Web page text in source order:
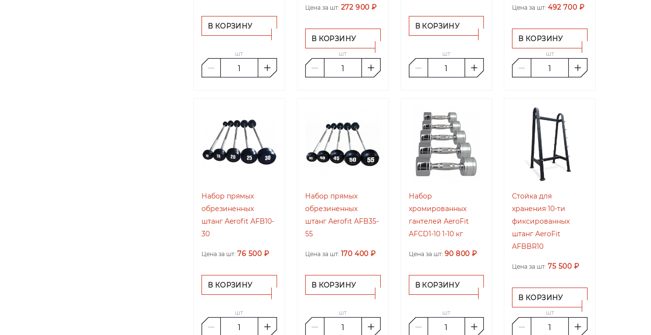
В КОРЗИНУ
шт
Цена за шт: 272 900 ₽
В КОРЗИНУ
шт
В КОРЗИНУ
шт
Цена за шт: 492 700 ₽
В КОРЗИНУ
шт
Набор прямых
обрезиненных
штанг Aerofit AFB10-
30
Цена за шт: 76 500 ₽
В КОРЗИНУ
шт
Набор прямых
обрезиненных
штанг Aerofit AFB35-
55
Цена за шт: 170 400 ₽
В КОРЗИНУ
шт
Набор
хромированных
гантелей AeroFit
AFCD1-10 1-10 кг
Цена за шт: 90 800 ₽
В КОРЗИНУ
шт
Стойка для
хранения 10-ти
фиксированных
штанг AeroFit
AFBBR10
Цена за шт: 75 500 ₽
В КОРЗИНУ
шт